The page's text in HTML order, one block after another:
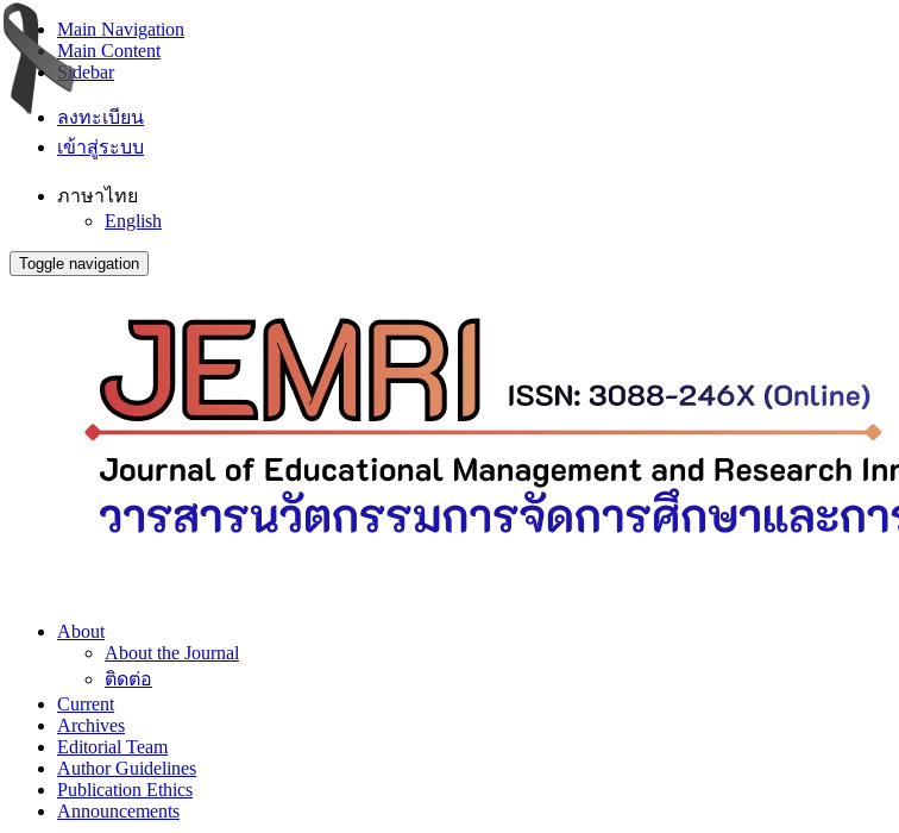
Main Navigation
Main Content
Sidebar
ลงทะเบียน
เข้าสู่ระบบ
ภาษาไทย
English
Toggle navigation
About
About the Journal
ติดต่อ
Current
Archives
Editorial Team
Author Guidelines
Publication Ethics
Announcements